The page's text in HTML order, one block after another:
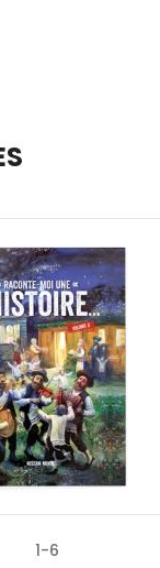
1-6